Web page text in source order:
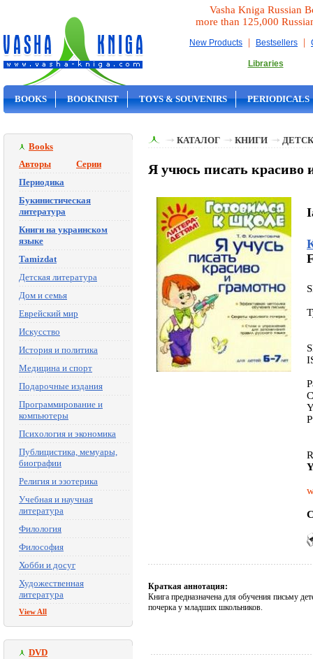
Vasha Kniga Russian
more than 125,000
New Products | Bestsellers |
Libraries
BOOKS BOOKINIST TOYS & SOUVENIRS PERIODICALS
Books
Авторы
Серии
Периодика
Букинистическая
литература
Книги на украинском
языке
Tamizdat
Детская литература
Дом и семья
Еврейский мир
Искусство
История и политика
Медицина и спорт
Подарочные издания
Программирование и
компьютеры
Психология и экономика
Публицистика, мемуары,
биографии
Религия и эзотерика
Учебная и научная
литература
Филология
Философия
Хобби и досуг
Художественная
литература
View All
DVD
КАТАЛОГ КНИГИ
Я учюсь писать красиво
Краткая аннотация:
Книга предназначена для обучения письму
почерка у младших школьников.